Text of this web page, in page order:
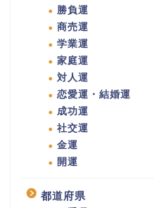
勝負運
商売運
学業運
家庭運
対人運
恋愛運・結婚運
成功運
社交運
金運
開運
都道府県